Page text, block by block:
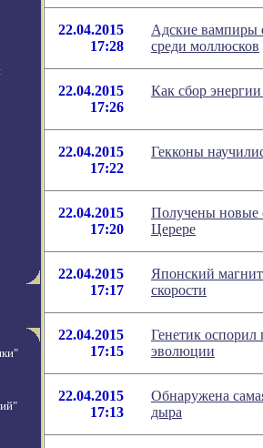
22.04.2015
17:28
Адские вампиры
среди моллюсков
22.04.2015
17:26
Как сбор
22.04.2015
17:22
Гекконы
22.04.2015
17:20
Получены новые
Церере
22.04.2015
17:17
Японский
скорости
22.04.2015
17:15
Генетик оспорил
эволюции
22.04.2015
17:13
Обнаружена
дыра